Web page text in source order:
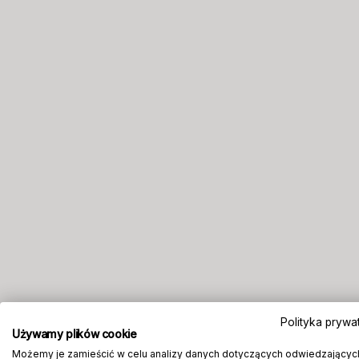
Polityka
Używamy plików cookie
Możemy je zamieścić w celu analizy danych dotyczących